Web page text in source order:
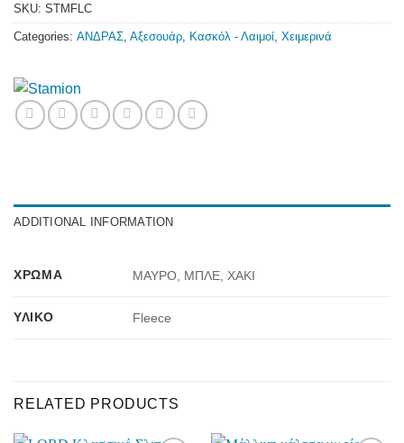
SKU: STMFLC
Categories: ΑΝΔΡΑΣ Αξεσουάρ Κασκόλ - Λαιμοί Χειμερινά
ADDITIONAL INFORMATION
ΧΡΏΜΑ ΜΑΥΡΟ, ΜΠΛΕ, ΧΑΚΙ
ΥΛΙΚΌ Fleece
RELATED PRODUCTS